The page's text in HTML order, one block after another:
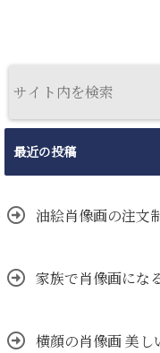
最近の投稿
油絵肖像画の注文
家族で肖像画にな
横顔の肖像画 美し